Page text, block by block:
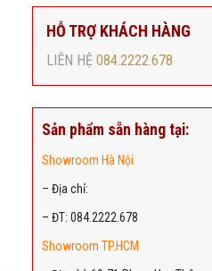
HỖ TRỢ KHÁCH HÀNG
LIÊN HỆ 084.2222.678
Sản phẩm sẵn hàng tại:
Showroom Hà Nội
– Địa chỉ:
– ĐT: 084.2222.678
Showroom TP.HCM